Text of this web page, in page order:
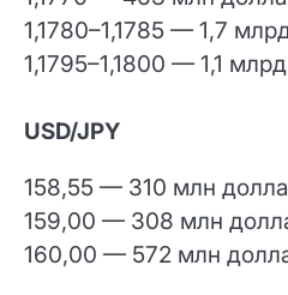
1,1780–1,1785 — 1,7
1,1795–1,1800 — 1,1
USD/JPY
158,55 — 310 млн
159,00 — 308 млн
160,00 — 572 млн